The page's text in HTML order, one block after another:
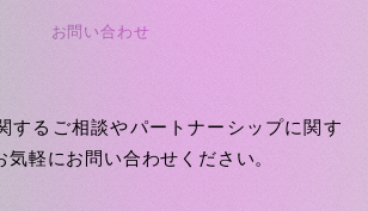
お問い合わせ
するご相談やパートナーシップに関す
気軽にお問い合わせください。